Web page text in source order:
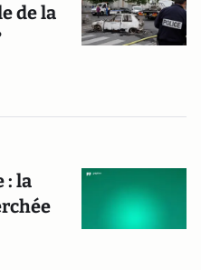
de la
: la